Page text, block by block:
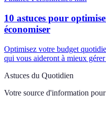
10 astuces pour
économiser
Optimisez votre budget
qui vous aideront à mieux
Astuces du Quotidien
Votre source d'information